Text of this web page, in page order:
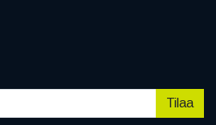
Tilaa